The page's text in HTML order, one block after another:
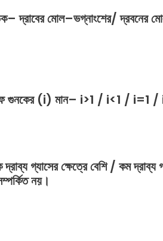
–দ্রাবেরমোল–ভগ্নাংশের/দ্রবনের
গুনকের(i) মান– i>1 / i<1 / i=1 /
গ্যাসের ক্ষেত্রে বেশি / কম দ্রাব্য
নয়।